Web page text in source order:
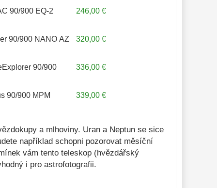
90/900 EQ-2 246,00 €
90/900 NANO AZ 320,00 €
90/900 336,00 €
90/900 MPM 339,00 €
a mlhoviny. Uran a Neptun se sice
například schopni pozorovat měsíční
vám tento teleskop (hvězdářský
i pro astrofotografii.